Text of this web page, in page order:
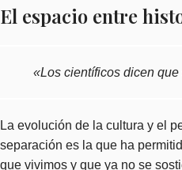
El espacio entre
«Los científicos dicen
La evolución de la cultura y el
separación es la que ha
que vivimos y que ya no se